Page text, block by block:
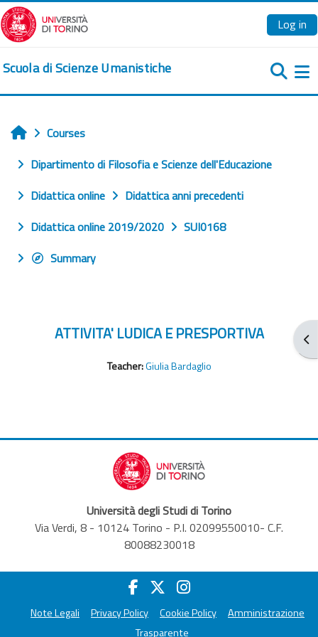
Skip to main content
Log in
Scuola di Scienze Umanistiche
Home
Courses
Dipartimento di Filosofia e Scienze dell'Educazione
Didattica online
Didattica anni precedenti
Didattica online 2019/2020
SUI0168
Summary
ATTIVITA' LUDICA E PRESPORTIVA
Teacher:Giulia Bardaglio
Università degli Studi di Torino
Via Verdi, 8 - 10124 Torino - P.I. 02099550010- C.F.
80088230018
Note Legali Privacy Policy Cookie Policy
Amministrazione
Trasparente